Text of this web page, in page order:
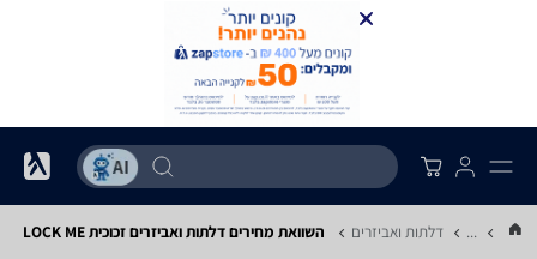
... דלתות ואביזרים השוואת מחירים דלתות ואביזרים ‏זכוכית ‏LOCK ME